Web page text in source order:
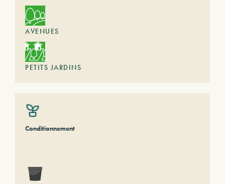
AVENUES
PETITS JARDINS
Conditionnement